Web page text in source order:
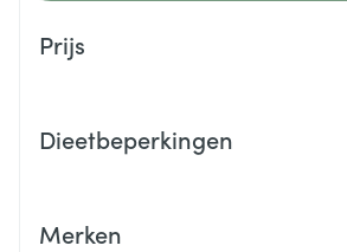
Prijs
Dieetbeperkingen
Merken